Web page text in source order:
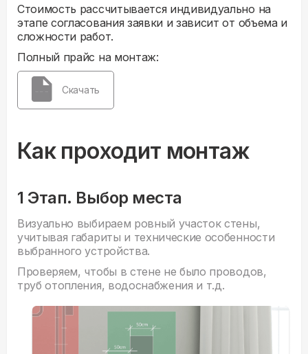
Стоимость рассчитывается индивидуально на
этапе согласования заявки и зависит от объема и
сложности работ.
Полный прайс на монтаж:
Скачать
Как проходит монтаж
1 Этап. Выбор места
Визуально выбираем ровный участок стены,
учитывая габариты и технические особенности
выбранного устройства.
Проверяем, чтобы в стене не было проводов,
труб отопления, водоснабжения и т.д.